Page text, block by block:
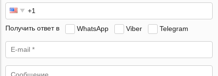
Получить ответ в WhatsApp Viber Telegram